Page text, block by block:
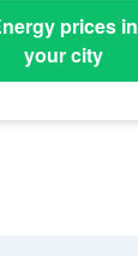
prices in
your city